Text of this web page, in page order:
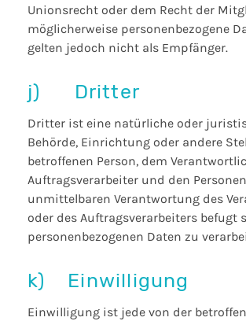
Unionsrecht oder dem Recht der
möglicherweise personenbezogene
gelten jedoch nicht als Empfänger.
j) Dritter
Dritter ist eine natürliche oder
Behörde, Einrichtung oder andere
betroffenen Person, dem
Auftragsverarbeiter und den
unmittelbaren Verantwortung des
oder des Auftragsverarbeiters befugt
personenbezogenen Daten zu
k) Einwilligung
Einwilligung ist jede von der